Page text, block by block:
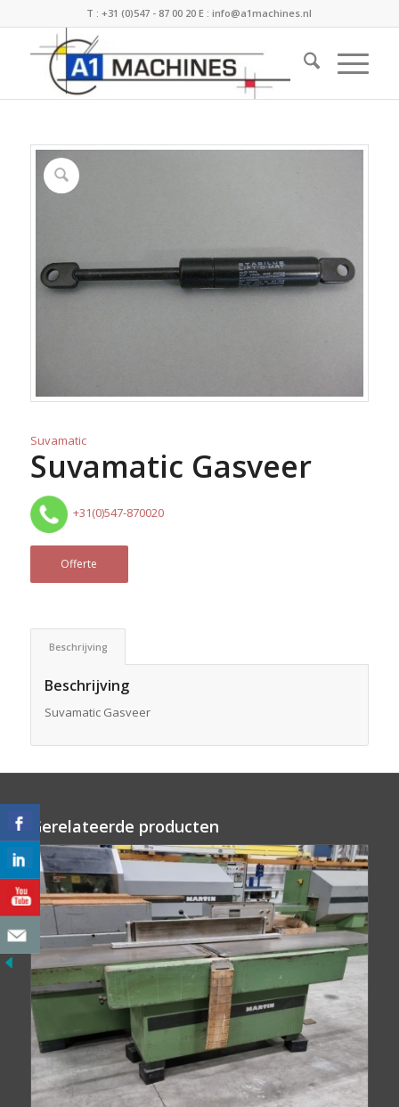
T :+31 (0)547 - 87 00 20 E :info@a1machines.nl
Suvamatic
Suvamatic Gasveer
+31(0)547-870020
Offerte
Beschrijving
Beschrijving
Suvamatic Gasveer
Gerelateerde producten